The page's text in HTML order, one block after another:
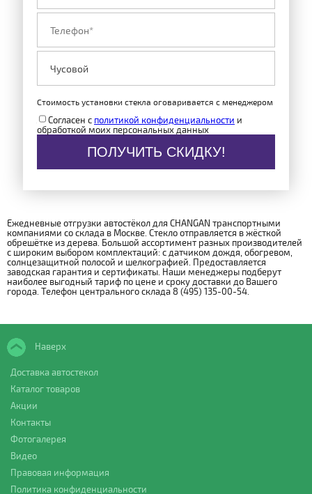
Стоимость установки стекла оговаривается с менеджером
Согласен с политикой конфиденциальности и
обработкой моих персональных данных
ПОЛУЧИТЬ СКИДКУ!
Ежедневные отгрузки автостёкол для CHANGAN транспортными
компаниями со склада в Москве. Стекло отправляется в жёсткой
обрешётке из дерева. Большой ассортимент разных производителей
с широким выбором комплектаций: с датчиком дождя, обогревом,
солнцезащитной полосой и шелкографией. Предоставляется
заводская гарантия и сертификаты. Наши менеджеры подберут
наиболее выгодный тариф по цене и сроку доставки до Вашего
города. Телефон центрального склада 8 (495) 135-00-54.
Наверх
Доставка автостекол
Каталог товаров
Акции
Контакты
Фотогалерея
Видео
Правовая информация
Политика конфиденциальности